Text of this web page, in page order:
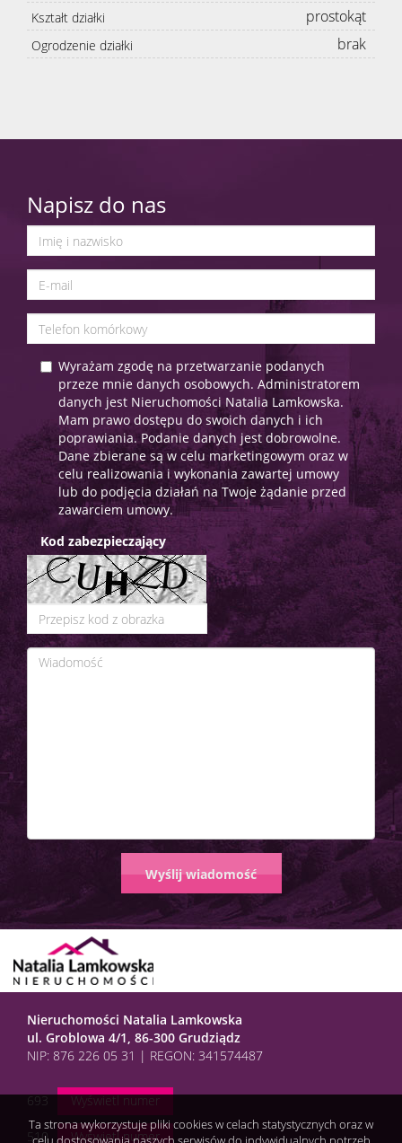
Kształt działki prostokąt
Ogrodzenie działki brak
Napisz do nas
Wyrażam zgodę na przetwarzanie podanych
przeze mnie danych osobowych. Administratorem
danych jest Nieruchomości Natalia Lamkowska.
Mam prawo dostępu do swoich danych i ich
poprawiania. Podanie danych jest dobrowolne.
Dane zbierane są w celu marketingowym oraz w
celu realizowania i wykonania zawartej umowy
lub do podjęcia działań na Twoje żądanie przed
zawarciem umowy.
Kod zabezpieczający
Nieruchomości Natalia Lamkowska
ul. Groblowa 4/1, 86-300 Grudziądz
NIP: 876 226 05 31 | REGON: 341574487
693 Wyświetl numer
510 Wyświetl numer
Ta strona wykorzystuje pliki cookies w celach statystycznych oraz w